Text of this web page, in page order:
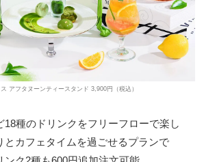
アフタヌーンティースタンド 3,900円（税込）
18種のドリンクをフリーフローで楽し
とカフェタイムを過ごせるプランで